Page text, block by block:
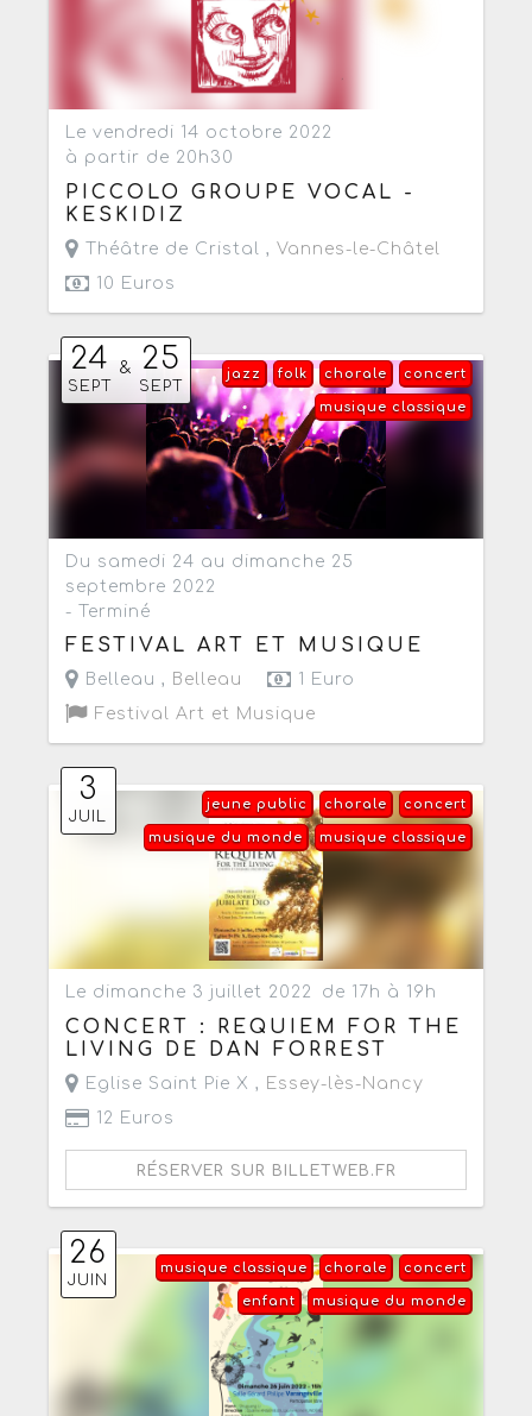
Le vendredi 14 octobre 2022
à partir de 20h30
PICCOLO GROUPE VOCAL -
KESKIDIZ
Théâtre de Cristal , Vannes-le-Châtel
10 Euros
24
SEPT
& 25
SEPT
concert
chorale
folk
jazz
musique classique
Du samedi 24 au dimanche 25
septembre 2022
- Terminé
FESTIVAL ART ET MUSIQUE
Belleau , Belleau
1 Euro
Festival Art et Musique
3
JUIL
concert
chorale
jeune public
musique classique
musique du monde
Le dimanche 3 juillet 2022 de 17h à 19h
CONCERT : REQUIEM FOR THE
LIVING DE DAN FORREST
Eglise Saint Pie X , Essey-lès-Nancy
12 Euros
RÉSERVER SUR BILLETWEB.FR
26
JUIN
concert
chorale
musique classique
musique du monde
enfant